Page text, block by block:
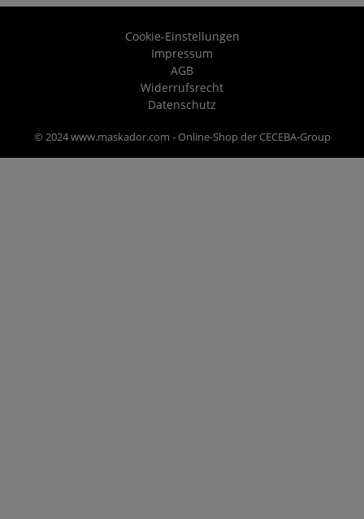
Cookie-Einstellungen
Impressum
AGB
Widerrufsrecht
Datenschutz
© 2024 www.maskador.com - Online-Shop der CECEBA-Group